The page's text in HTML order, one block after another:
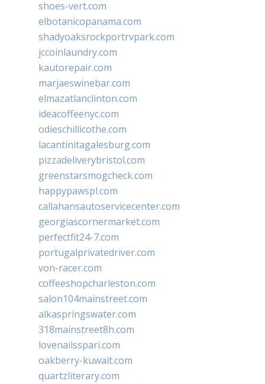
shoes-vert.com
elbotanicopanama.com
shadyoaksrockportrvpark.com
jccoinlaundry.com
kautorepair.com
marjaeswinebar.com
elmazatlanclinton.com
ideacoffeenyc.com
odieschillicothe.com
lacantinitagalesburg.com
pizzadeliverybristol.com
greenstarsmogcheck.com
happypawspl.com
callahansautoservicecenter.com
georgiascornermarket.com
perfectfit24-7.com
portugalprivatedriver.com
von-racer.com
coffeeshopcharleston.com
salon104mainstreet.com
alkaspringswater.com
318mainstreet8h.com
lovenailsspari.com
oakberry-kuwait.com
quartzliterary.com